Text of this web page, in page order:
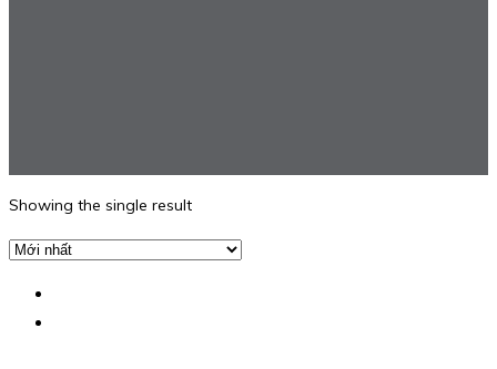
Showing the single result